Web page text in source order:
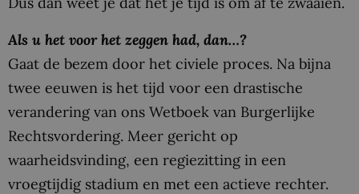
Als u het voor het zeggen had, dan…?
Gaat de bezem door het civiele proces. Na bijna
twee eeuwen is het tijd voor een drastische
verandering van ons Wetboek van Burgerlijke
Rechtsvordering. Meer gericht op
waarheidsvinding, een regiezitting in een
vroegtijdig stadium en met een actieve rechter.